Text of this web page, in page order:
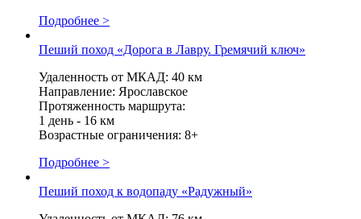
Подробнее >
Пеший поход «Дорога в Лавру. Гремячий ключ»
Удаленность от МКАД: 40 км
Направление: Ярославское
Протяженность маршрута:
1 день - 16 км
Возрастные ограничения: 8+
Подробнее >
Пеший поход к водопаду «Радужный»